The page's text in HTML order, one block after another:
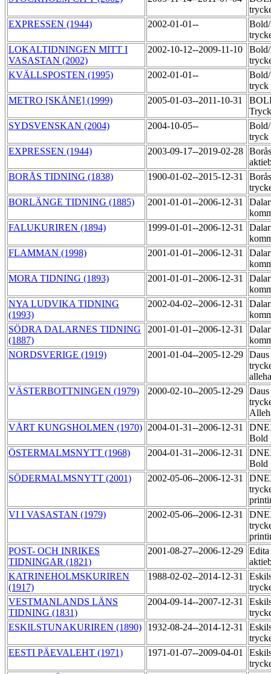
EXPRESSEN (1944)
2002-01-01--
LOKALTIDNINGEN MITT I
VASASTAN (2002)
2002-10-12--2009-11-10
KVÄLLSPOSTEN (1995)
2002-01-01--
Bold/
tryck
METRO [SKÅNE] (1999)
2005-01-03--2011-10-31
SYDSVENSKAN (2004)
2004-10-05--
Bold/
tryck
EXPRESSEN (1944)
2003-09-17--2019-02-28
BORÅS TIDNING (1838)
1900-01-02--2015-12-31
BORLÄNGE TIDNING (1885)
2001-01-01--2006-12-31
FALUKURIREN (1894)
1999-01-01--2006-12-31
FLAMMAN (1998)
2001-01-01--2006-12-31
MORA TIDNING (1893)
2001-01-01--2006-12-31
NYA LUDVIKA TIDNING
(1993)
2002-04-02--2006-12-31
SÖDRA DALARNES TIDNING
(1887)
2001-01-01--2006-12-31
NORDSVERIGE (1919)
2001-01-04--2005-12-29 Daus
VÄSTERBOTTNINGEN (1979)
2000-02-10--2005-12-29 Daus
VÅRT KUNGSHOLMEN (1970) 2004-01-31--2006-12-31
Bold
ÖSTERMALMSNYTT (1968)
2004-01-31--2006-12-31
Bold
SÖDERMALMSNYTT (2001)
2002-05-06--2006-12-31
VI I VASASTAN (1979)
2002-05-06--2006-12-31
POST- OCH INRIKES
TIDNINGAR (1821)
2001-08-27--2006-12-29
KATRINEHOLMSKURIREN
(1917)
1988-02-02--2014-12-31
VESTMANLANDS LÄNS
TIDNING (1831)
2004-09-14--2007-12-31
ESKILSTUNAKURIREN (1890)
1932-08-24--2014-12-31
EESTI PÄEVALEHT (1971)
1971-01-07--2009-04-01